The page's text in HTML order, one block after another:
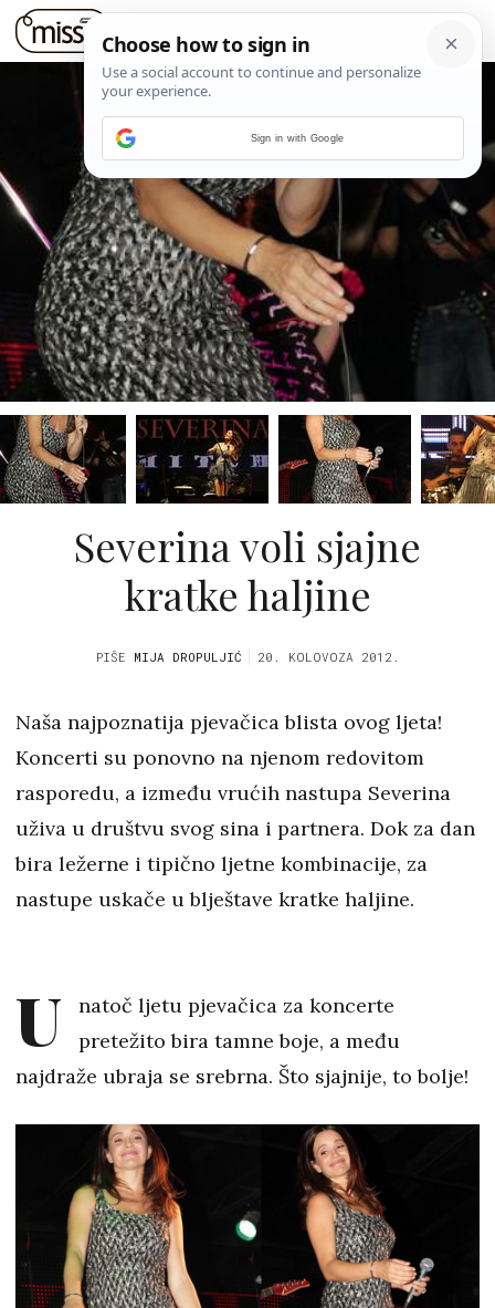
Severina voli sjajne
kratke haljine
PIŠE MIJA DROPULJIĆ 20. KOLOVOZA 2012.
Naša najpoznatija pjevačica blista ovog ljeta!
Koncerti su ponovno na njenom redovitom
rasporedu, a između vrućih nastupa Severina
uživa u društvu svog sina i partnera. Dok za dan
bira ležerne i tipično ljetne kombinacije, za
nastupe uskače u blještave kratke haljine.
U
natoč ljetu pjevačica za koncerte
pretežito bira tamne boje, a među
najdraže ubraja se srebrna. Što sjajnije, to bolje!
Sign in with Google